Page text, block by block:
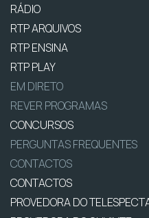
RÁDIO
RTP ARQUIVOS
RTP ENSINA
RTP PLAY
EM DIRETO
REVER PROGRAMAS
CONCURSOS
PERGUNTAS FREQUENTES
CONTACTOS
CONTACTOS
PROVEDORA DO